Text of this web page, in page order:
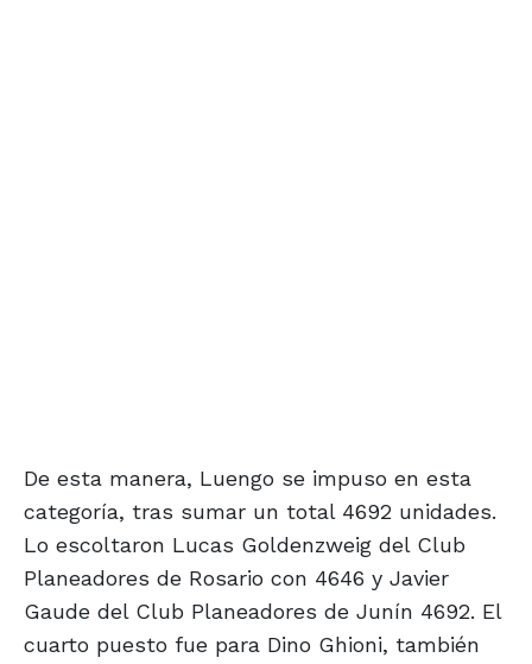
De esta manera, Luengo se impuso en esta
categoría, tras sumar un total 4692 unidades.
Lo escoltaron Lucas Goldenzweig del Club
Planeadores de Rosario con 4646 y Javier
Gaude del Club Planeadores de Junín 4692. El
cuarto puesto fue para Dino Ghioni, también